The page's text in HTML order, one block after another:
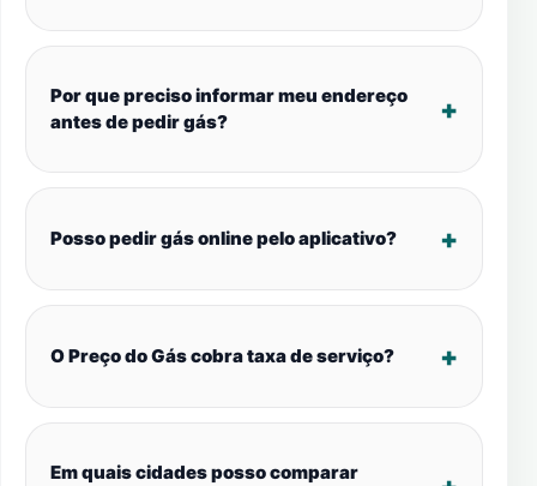
Por que preciso informar meu endereço
antes de pedir gás?
Posso pedir gás online pelo aplicativo?
O Preço do Gás cobra taxa de serviço?
Em quais cidades posso comparar